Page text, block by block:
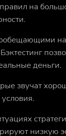
на
деньги.
звучат
низкую